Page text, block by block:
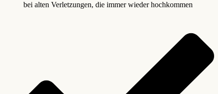
bei alten Verletzungen, die immer wieder hochkommen